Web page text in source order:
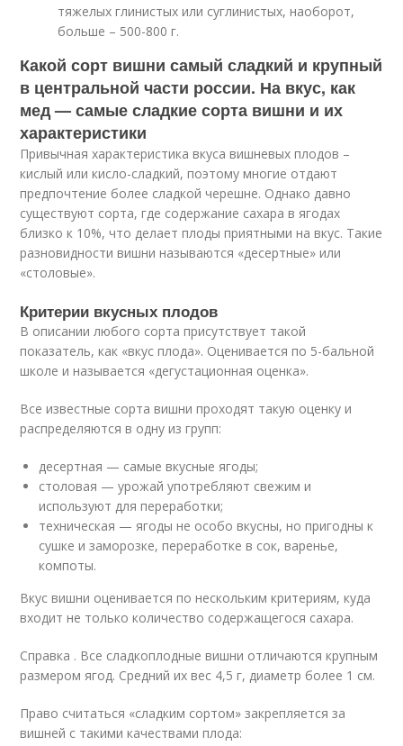
тяжелых глинистых или суглинистых, наоборот,
больше – 500-800 г.
Какой сорт вишни самый сладкий и крупный
в центральной части россии. На вкус, как
мед — самые сладкие сорта вишни и их
характеристики
Привычная характеристика вкуса вишневых плодов –
кислый или кисло-сладкий, поэтому многие отдают
предпочтение более сладкой черешне. Однако давно
существуют сорта, где содержание сахара в ягодах
близко к 10%, что делает плоды приятными на вкус. Такие
разновидности вишни называются «десертные» или
«столовые».
Критерии вкусных плодов
В описании любого сорта присутствует такой
показатель, как «вкус плода». Оценивается по 5-бальной
школе и называется «дегустационная оценка».
Все известные сорта вишни проходят такую оценку и
распределяются в одну из групп:
десертная — самые вкусные ягоды;
столовая — урожай употребляют свежим и
используют для переработки;
техническая — ягоды не особо вкусны, но пригодны к
сушке и заморозке, переработке в сок, варенье,
компоты.
Вкус вишни оценивается по нескольким критериям, куда
входит не только количество содержащегося сахара.
Справка . Все сладкоплодные вишни отличаются крупным
размером ягод. Средний их вес 4,5 г, диаметр более 1 см.
Право считаться «сладким сортом» закрепляется за
вишней с такими качествами плода: